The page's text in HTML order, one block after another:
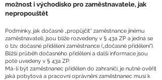
možnost i východisko pro zaměstnavatele, jak
nepropouštět
Podmínky, jak dočasně „propůjčit“ zaměstnance jinému
zaměstnavateli, jsou blíže rozvedeny v § 43a ZP a jedná se
o tzv. dočasné přidělení zaměstnance („dočasné přidělení“).
Bližší průběh dočasného přidělení a další informace jsou
poté uvedeny v § 43a ZP.
Má-li být zaměstnanec přidělen do zahraničí, je nutné ověřit
jaká pobytová a pracovní oprávnění zaměstnanec musí k